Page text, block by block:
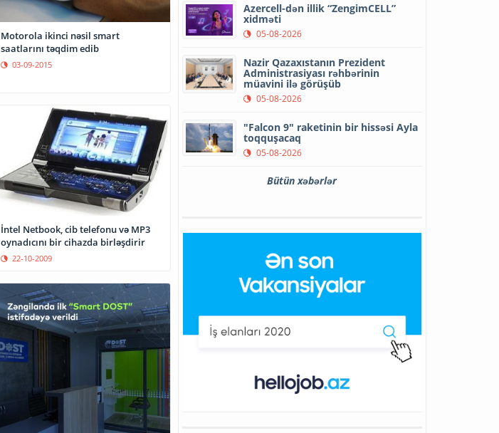
Motorola ikinci nəsil smart
saatlarını təqdim edib
03-09-2015
İntel Netbook, cib telefonu və MP3
oynadıcını bir cihazda birləşdirir
22-10-2009
Azercell-dən illik “ZengimCELL”
xidməti
05-08-2026
Nazir Qazaxıstanın Prezident
Administrasiyası rəhbərinin
müavini ilə görüşüb
05-08-2026
"Falcon 9" raketinin bir hissəsi Ayla
toqquşacaq
05-08-2026
Bütün xəbərlər